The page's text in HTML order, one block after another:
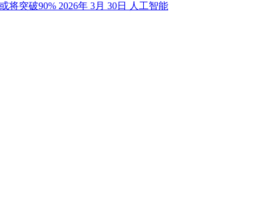
将突破90% 2026年 3月 30日 人工智能